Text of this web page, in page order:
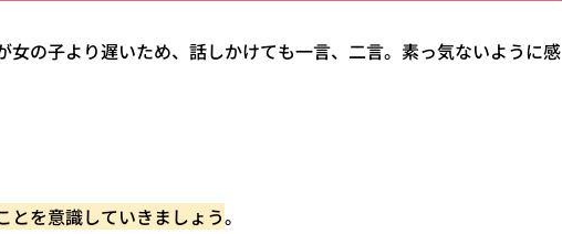
の子より遅いため、話しかけても一言、二言。素っ気ないように感
とを意識していきましょう。